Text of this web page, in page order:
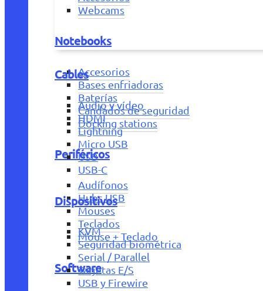
Webcams
Notebooks
Accesorios
Bases enfriadoras
Baterías
Candados de seguridad
Docking stations
Periféricos
Audífonos
Hubs USB
Mouses
Teclados
Mouse + Teclado
Software
Cables
Audio y vídeo
HDMI
Lightning
Micro USB
USB
USB-C
Dispositivos
KVM
Seguridad biométrica
Serial / Parallel
Tarjetas E/S
USB y Firewire